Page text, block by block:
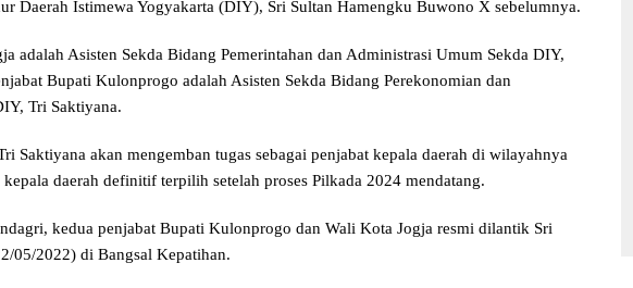
Daerah Istimewa Yogyakarta (DIY), Sri Sultan Hamengku Buwono X sebelumnya.
adalah Asisten Sekda Bidang Pemerintahan dan Administrasi Umum Sekda DIY,
Bupati Kulonprogo adalah Asisten Sekda Bidang Perekonomian dan
Tri Saktiyana.
Saktiyana akan mengemban tugas sebagai penjabat kepala daerah di wilayahnya
daerah definitif terpilih setelah proses Pilkada 2024 mendatang.
kedua penjabat Bupati Kulonprogo dan Wali Kota Jogja resmi dilantik Sri
05/2022) di Bangsal Kepatihan.